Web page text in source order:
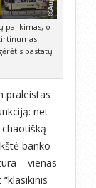
palikimas, o
pastatų
praleistas
net
banko
– vienas